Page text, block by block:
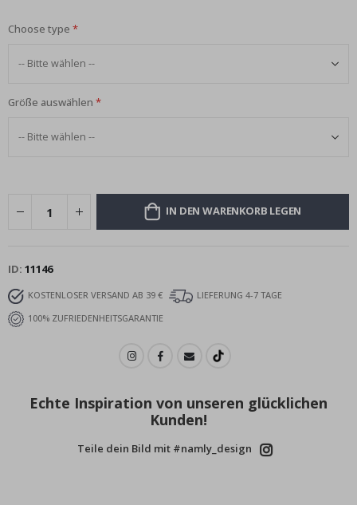
Choose type
Größe auswählen
IN DEN WARENKORB LEGEN
ID 11146
KOSTENLOSER VERSAND AB 39 €
LIEFERUNG 4-7 TAGE
100% ZUFRIEDENHEITSGARANTIE
Echte Inspiration von unseren glücklichen
Kunden!
Teile dein Bild mit #namly_design